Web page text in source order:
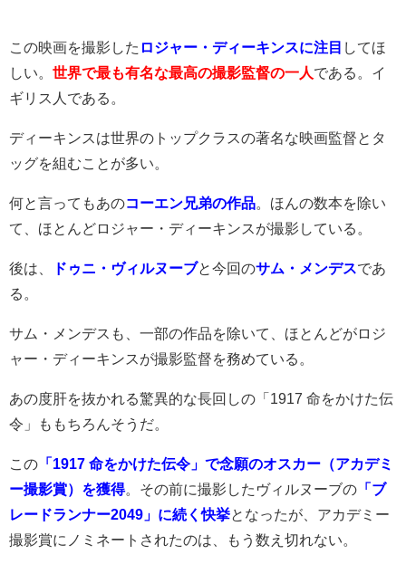
この映画を撮影した ロジャー・ディーキンスに注目 してほ
しい。 世界で最も有名な最高の撮影監督の一人である。イ
ギリス人である。
ディーキンスは世界のトップクラスの著名な映画監督とタ
ッグを組むことが多い。
何と言ってもあのコーエン兄弟の作品。ほんの数本を除い
て、ほとんどロジャー・ディーキンスが撮影している。
後は、 ドゥニ・ヴィルヌーブと今回のサム・メンデスであ
る。
サム・メンデスも、一部の作品を除いて、ほとんどがロジ
ャー・ディーキンスが撮影監督を務めている。
あの度肝を抜かれる驚異的な長回しの「1917 命をかけた伝
令」ももちろんそうだ。
この 「 1917 命をかけた伝令」で念願のオスカー（アカデミ
ー撮影賞）を獲得。その前に撮影したヴィルヌーブの 「ブ
レードランナー2049」に続く快挙となったが、アカデミー
撮影賞にノミネートされたのは、もう数え切れない。